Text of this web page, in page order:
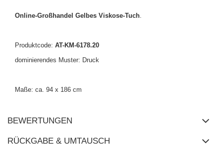
Online-Großhandel Gelbes Viskose-Tuch.
Produktcode: AT-KM-6178.20
dominierendes Muster: Druck
Maße: ca. 94 x 186 cm
BEWERTUNGEN
RÜCKGABE & UMTAUSCH